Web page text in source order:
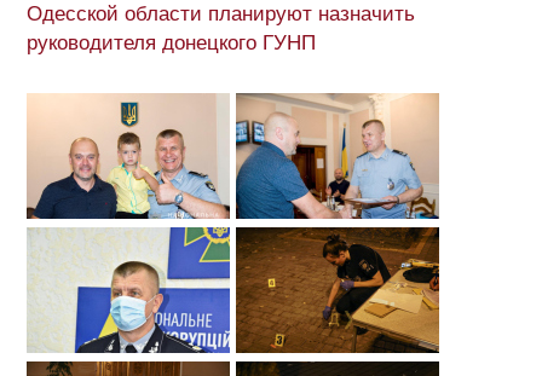
Одесской области планируют назначить
руководителя донецкого ГУНП